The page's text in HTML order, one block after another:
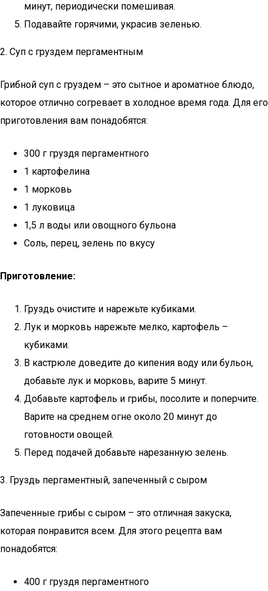
минут, периодически помешивая.
Подавайте горячими, украсив зеленью.
2. Суп с груздем пергаментным
Грибной суп с груздем – это сытное и ароматное блюдо,
которое отлично согревает в холодное время года. Для его
приготовления вам понадобятся:
300 г груздя пергаментного
1 картофелина
1 морковь
1 луковица
1,5 л воды или овощного бульона
Соль, перец, зелень по вкусу
Приготовление:
Груздь очистите и нарежьте кубиками.
Лук и морковь нарежьте мелко, картофель –
кубиками.
В кастрюле доведите до кипения воду или бульон,
добавьте лук и морковь, варите 5 минут.
Добавьте картофель и грибы, посолите и поперчите.
Варите на среднем огне около 20 минут до
готовности овощей.
Перед подачей добавьте нарезанную зелень.
3. Груздь пергаментный, запеченный с сыром
Запеченные грибы с сыром – это отличная закуска,
которая понравится всем. Для этого рецепта вам
понадобятся:
400 г груздя пергаментного